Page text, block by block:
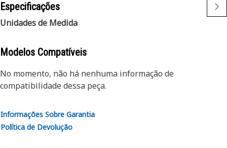
Especificações
Unidades de Medida
Modelos Compatíveis
No momento, não há nenhuma informação de
compatibilidade dessa peça.
Informações Sobre Garantia
Política de Devolução